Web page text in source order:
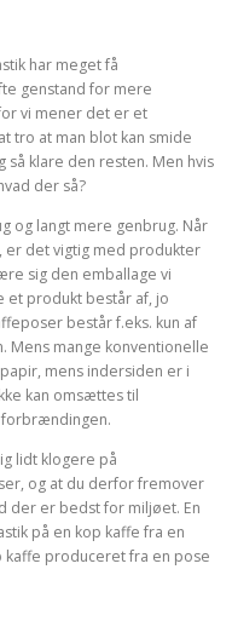
har meget få
genstand for mere
vi mener det er et
tro at man blot kan smide
klare den resten. Men hvis
der så?
og langt mere genbrug. Når
er det vigtig med produkter
sig den emballage vi
et produkt består af, jo
består f.eks. kun af
Mens mange konventionelle
mens indersiden er i
kan omsættes til
forbrændingen.
lidt klogere på
og at du derfor fremover
der er bedst for miljøet. En
på en kop kaffe fra en
kaffe produceret fra en pose